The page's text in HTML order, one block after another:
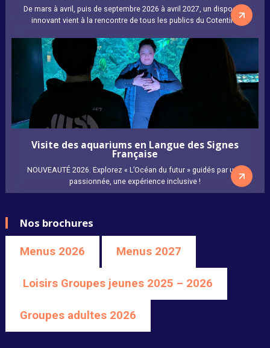
De mars à avril, puis de septembre 2026 à avril 2027, un dispositif
innovant vient à la rencontre de tous les publics du Cotentin !
Visite des aquariums en Langue des Signes
Française
NOUVEAUTÉ 2026. Explorez « L’Océan du futur » guidés par une
passionnée, une expérience inclusive !
Nos brochures
Menus 2026 Menus 2027
Loisirs Groupes jeunes 2025 – 2026
Groupes adultes 2026